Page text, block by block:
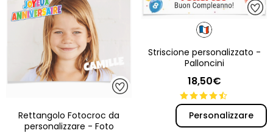
Rettangolo Fotocroc da
personalizzare - Foto
Striscione personalizzato -
Palloncini
18,50€
Personalizzare